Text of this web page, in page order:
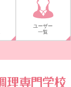
ユーザー
一覧